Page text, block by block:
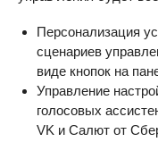
Персонализация
сценариев
виде кнопок на
Управление
голосовых
VK и Салют от